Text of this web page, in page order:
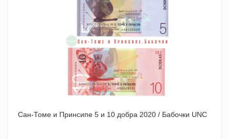
Сан-Томе и Принсипе 5 и 10 добра 2020 / Бабочки UNC